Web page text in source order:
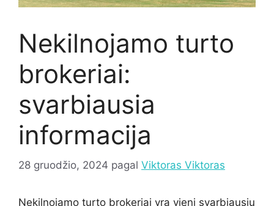
Nekilnojamo turto
brokeriai:
svarbiausia
informacija
28 gruodžio, 2024 pagal Viktoras Viktoras
Nekilnojamo turto brokeriai yra vieni svarbiausių